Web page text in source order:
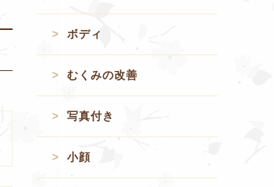
ボディ
むくみの改善
写真付き
小顔